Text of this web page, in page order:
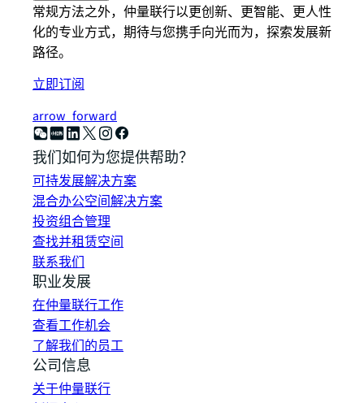
常规方法之外，仲量联行以更创新、更智能、更人性
化的专业方式，期待与您携手向光而为，探索发展新
路径。
立即订阅
arrow_forward
我们如何为您提供帮助？
可持发展解决方案
混合办公空间解决方案
投资组合管理
查找并租赁空间
联系我们
职业发展
在仲量联行工作
查看工作机会
了解我们的员工
公司信息
关于仲量联行